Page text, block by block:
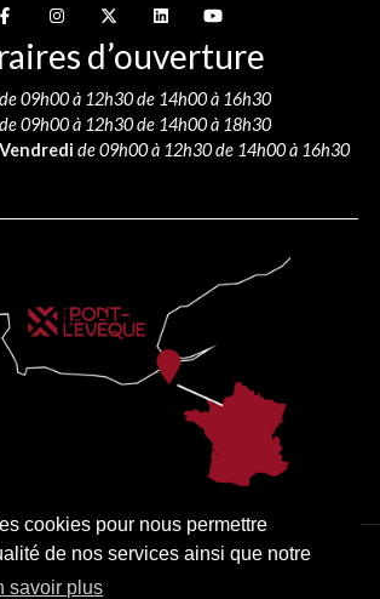
cookies pour nous permettre
de nos services ainsi que notre
savoir plus
Suivez-nous sur
Suivez-nous sur
Suivez-nous sur
Suivez-nous sur
Suivez-nous sur
d’ouverture
de 09h00 à 12h30 de 14h00 à 16h30
de 09h00 à 12h30 de 14h00 à 18h30
de 09h00 à 12h30 de 14h00 à 16h30
MENTIONS LÉGALES ACCESSIBILITÉ